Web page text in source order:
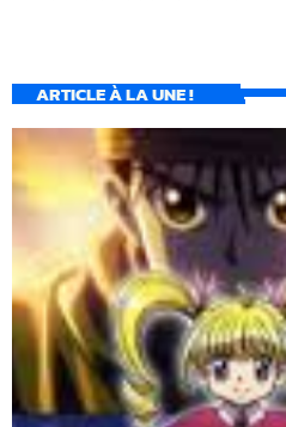
ARTICLE À LA UNE !